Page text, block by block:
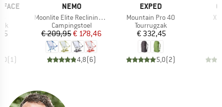
FACE
( 1)
MERK
NEMO
Artikel
Moonlite Elite Reclining Camp Chair
Productgroep
Campingstoel
Prijs
€ 209,95Verlaagde prijs
€ 178,46
4,8(6)
MERK
EXPED
Artikel
Mountain Pro 40
Productgroep
Tourrugzak
Prijs
€ 332,45
5,0(2)
X-